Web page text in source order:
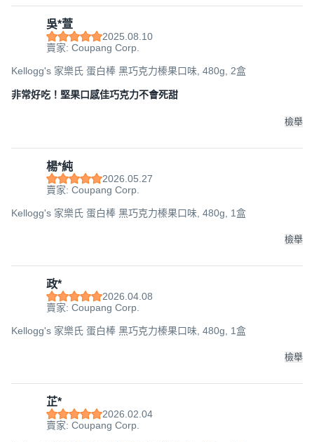
吳*萱
2025.08.10
賣家: Coupang Corp.
Kellogg's 家樂氏 蛋白棒 黑巧克力榛果口味, 480g, 2盒
非常好吃！堅果口感佳巧克力不會死甜
檢舉
楊*純
2026.05.27
賣家: Coupang Corp.
Kellogg's 家樂氏 蛋白棒 黑巧克力榛果口味, 480g, 1盒
檢舉
政*
2026.04.08
賣家: Coupang Corp.
Kellogg's 家樂氏 蛋白棒 黑巧克力榛果口味, 480g, 1盒
檢舉
芷*
2026.02.04
賣家: Coupang Corp.